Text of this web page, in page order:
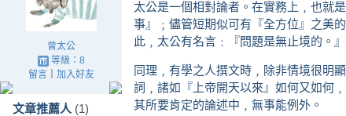
曾太公
等級：8
留言｜ 加入好友
文章推薦人 (1)
太公是一個相對論者。在實務上﹐也就
事』﹔儘管短期似可有『全方位』之美
此﹐太公有名言﹕『問題是無止境的。』
同理﹐有學之人撰文時﹐除非情境很明
詞﹐諸如『上帝開天以來』如何又如何
其所要肯定的論述中﹐無事能例外。